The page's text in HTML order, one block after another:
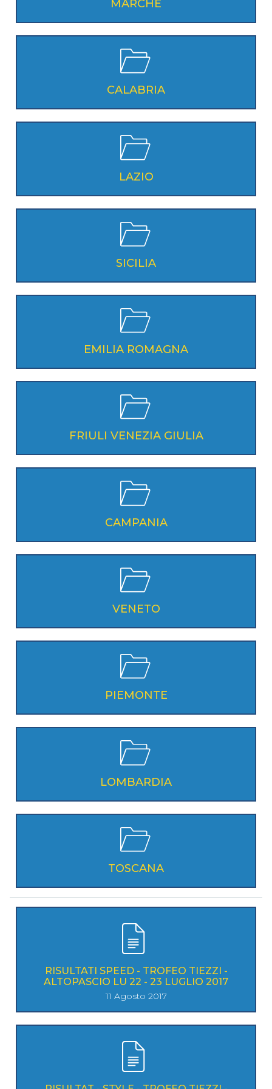
MARCHE
CALABRIA
LAZIO
SICILIA
EMILIA ROMAGNA
FRIULI VENEZIA GIULIA
CAMPANIA
VENETO
PIEMONTE
LOMBARDIA
TOSCANA
RISULTATI SPEED - TROFEO TIEZZI -
ALTOPASCIO LU 22 - 23 LUGLIO 2017
11 Agosto 2017